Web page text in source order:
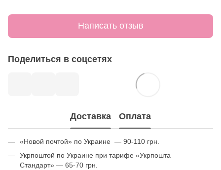
Написать отзыв
Поделиться в соцсетях
Доставка Оплата
«Новой почтой» по Украине — 90-110 грн.
Укрпоштой по Украине при тарифе «Укрпошта
Стандарт» — 65-70 грн.